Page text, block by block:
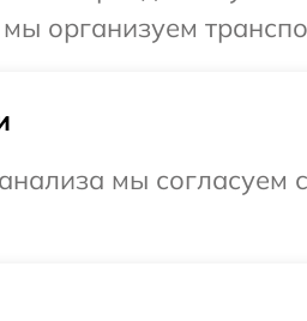
организуем
мы